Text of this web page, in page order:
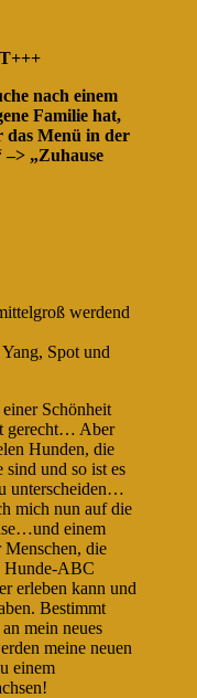
nach einem
Familie hat,
das Menü in der
–> „Zuhause
werdend
Spot und
Schönheit
gerecht… Aber
Hunden, die
sind und so ist es
unterscheiden…
mich nun auf die
einem
die
Hunde-ABC
erleben kann und
Bestimmt
mein neues
meine neuen
einem